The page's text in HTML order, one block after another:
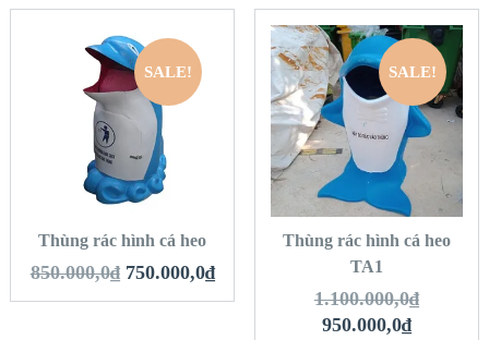
SALE!
QUICK LOOK
VIEW DETAILS
THÊM VÀO GIỎ
HÀNG
Thùng rác hình cá heo
850.000,0₫ 750.000,0₫
SALE!
QUICK LOOK
VIEW DETAILS
THÊM VÀO GIỎ
HÀNG
Thùng rác hình cá heo
TA1
1.100.000,0₫
950.000,0₫